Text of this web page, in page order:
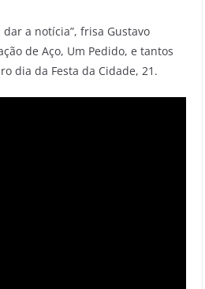
a notícia”, frisa Gustavo
de Aço, Um Pedido, e tantos
dia da Festa da Cidade, 21.